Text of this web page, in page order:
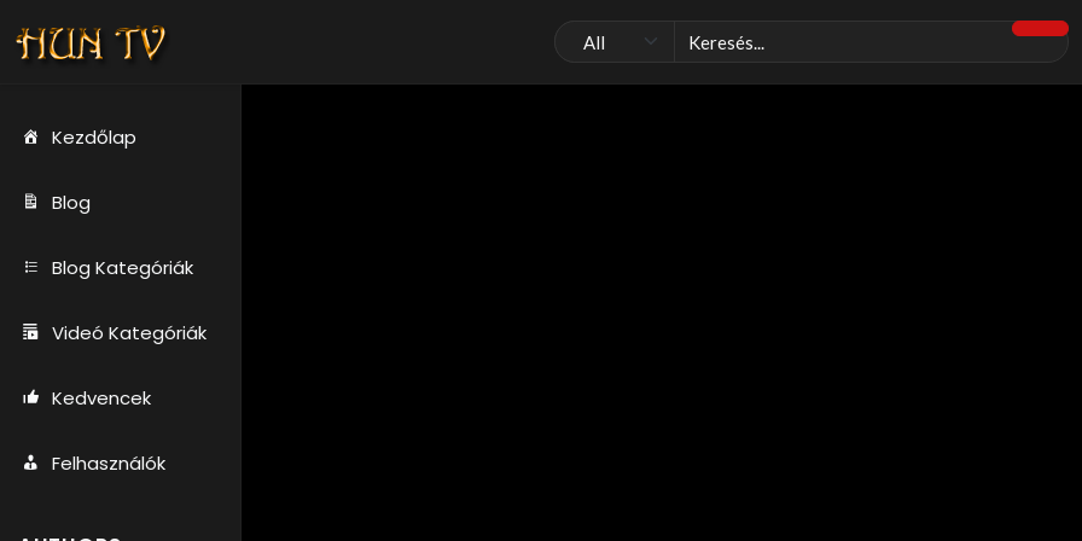
Kezdőlap
Blog
Blog Kategóriák
Videó Kategóriák
Kedvencek
Felhasználók